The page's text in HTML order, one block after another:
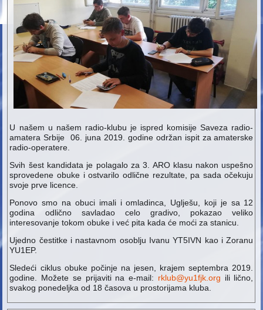
U našem u našem radio-klubu je ispred komisije Saveza radio-
amatera Srbije 06. juna 2019. godine održan ispit za amaterske
radio-operatere.
Svih šest kandidata je polagalo za 3. ARO klasu nakon uspešno
sprovedene obuke i ostvarilo odlične rezultate, pa sada očekuju
svoje prve licence.
Ponovo smo na obuci imali i omladinca, Uglješu, koji je sa 12
godina odlično savladao celo gradivo, pokazao veliko
interesovanje tokom obuke i već pita kada će moći za stanicu.
Ujedno čestitke i nastavnom osoblju Ivanu YT5IVN kao i Zoranu
YU1EP.
Sledeći ciklus obuke počinje na jesen, krajem septembra 2019.
godine. Možete se prijaviti na e-mail: rklub@yu1fjk.org ili lično,
svakog ponedeljka od 18 časova u prostorijama kluba.